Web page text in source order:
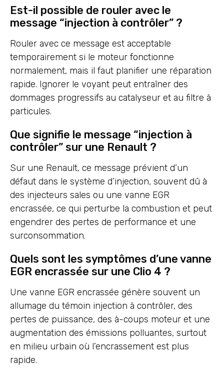
Est-il possible de rouler avec le
message “injection à contrôler” ?
Rouler avec ce message est acceptable
temporairement si le moteur fonctionne
normalement, mais il faut planifier une réparation
rapide. Ignorer le voyant peut entraîner des
dommages progressifs au catalyseur et au filtre à
particules.
Que signifie le message “injection à
contrôler” sur une Renault ?
Sur une Renault, ce message prévient d’un
défaut dans le système d’injection, souvent dû à
des injecteurs sales ou une vanne EGR
encrassée, ce qui perturbe la combustion et peut
engendrer des pertes de performance et une
surconsommation.
Quels sont les symptômes d’une vanne
EGR encrassée sur une Clio 4 ?
Une vanne EGR encrassée génère souvent un
allumage du témoin injection à contrôler, des
pertes de puissance, des à-coups moteur et une
augmentation des émissions polluantes, surtout
en milieu urbain où l’encrassement est plus
rapide.